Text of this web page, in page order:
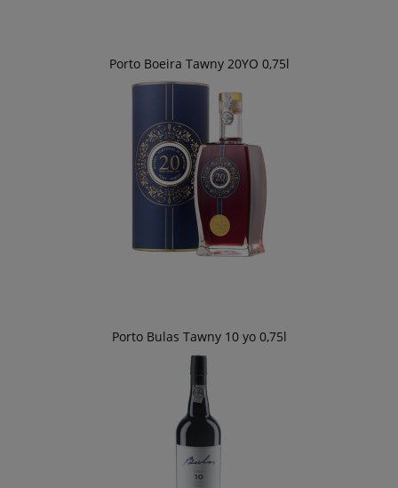
Porto Boeira Tawny 20YO 0,75l
Porto Bulas Tawny 10 yo 0,75l